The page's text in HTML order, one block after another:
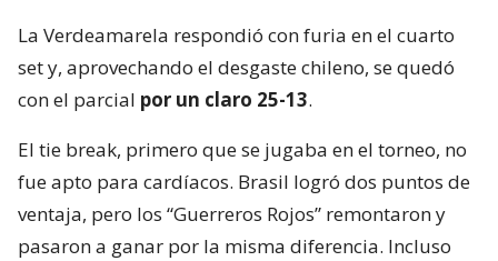
La Verdeamarela respondió con furia en el cuarto
set y, aprovechando el desgaste chileno, se quedó
con el parcial por un claro 25-13.
El tie break, primero que se jugaba en el torneo, no
fue apto para cardíacos. Brasil logró dos puntos de
ventaja, pero los “Guerreros Rojos” remontaron y
pasaron a ganar por la misma diferencia. Incluso